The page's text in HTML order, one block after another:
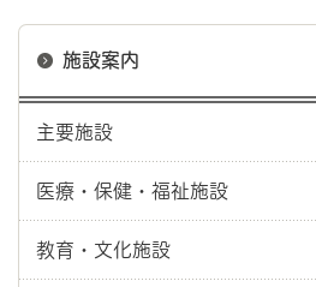
施設案内
主要施設
医療・保健・福祉施設
教育・文化施設